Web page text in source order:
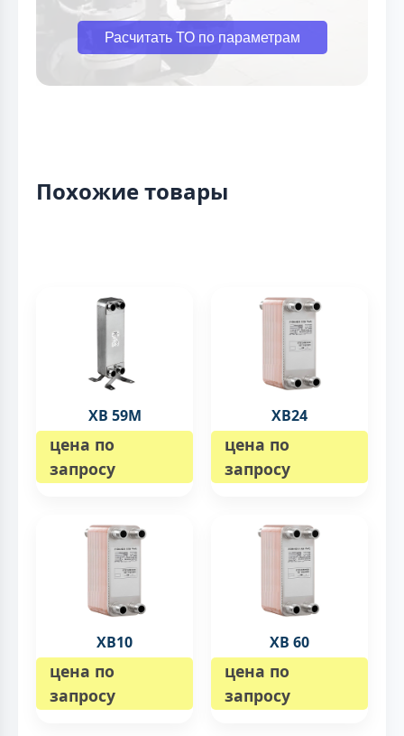
Расчитать ТО по параметрам
Похожие товары
XB 59M
цена по
запросу
XB24
цена по
запросу
XB10
цена по
запросу
XB 60
цена по
запросу